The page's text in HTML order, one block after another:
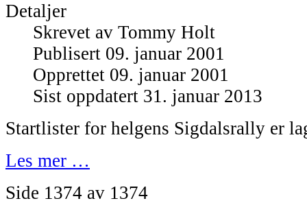
Detaljer
Skrevet av Tommy Holt
Publisert 09. januar 2001
Opprettet 09. januar 2001
Sist oppdatert 31. januar 2013
Startlister for helgens Sigdalsrally er
Les mer …
Side 1374 av 1374